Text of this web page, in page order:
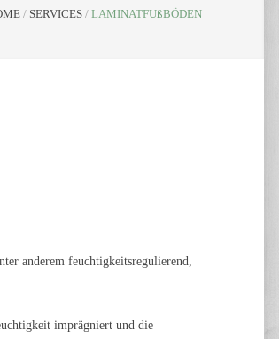
/ SERVICES / LAMINATFUßBÖDEN
anderem feuchtigkeitsregulierend,
imprägniert und die